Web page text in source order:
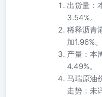
出货量：
3.54%。
稀释沥青
加1.96%。
产量：本
4.49%。
马瑞原油
走势：未